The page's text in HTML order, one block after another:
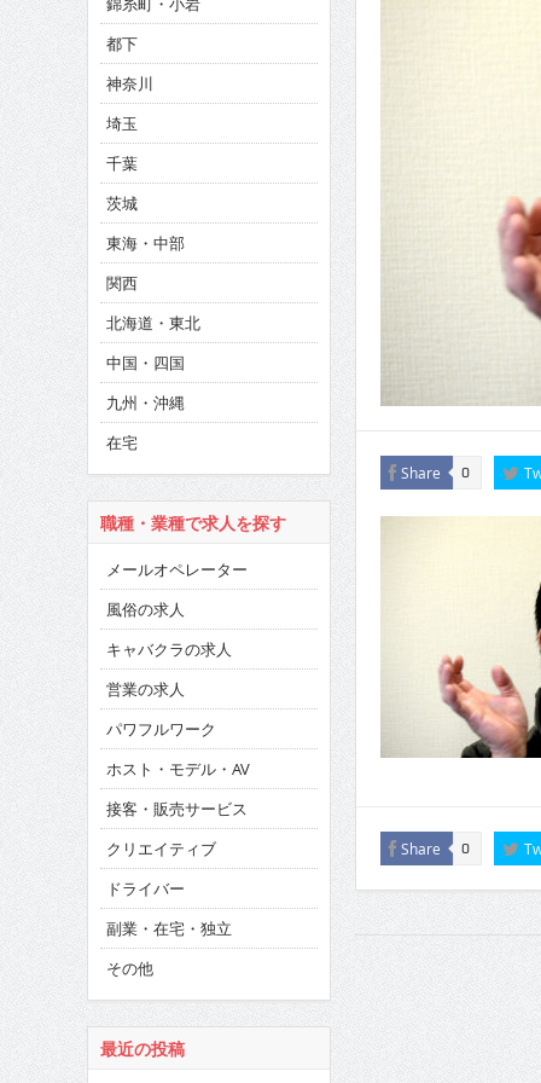
CINEMA×STYLE 285号
CINEMA×STYLE 294号
CINEMA×STYLE 293号
Share 0
Share 0
都下
神奈川
埼玉
千葉
茨城
東海・中部
関西
北海道・東北
中国・四国
九州・沖縄
在宅
職種・業種で求人を探す
メールオペレーター
風俗の求人
キャバクラの求人
営業の求人
パワフルワーク
ホスト・モデル・AV
接客・販売サービス
クリエイティブ
ドライバー
副業・在宅・独立
その他
最近の投稿